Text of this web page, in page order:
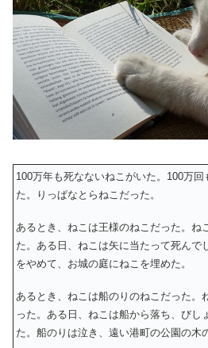
100万年も死なないねこがいた。100万回
た。りっぱなとらねこだった。
あるとき、ねこは王様のねこだった。ね
た。ある日、ねこは矢に当たって死んで
をやめて、お城の庭にねこを埋めた。
あるとき、ねこは船のりのねこだった。
った。ある日、ねこは船から落ち、びし
た。船のりは泣き、遠い港町の公園の木